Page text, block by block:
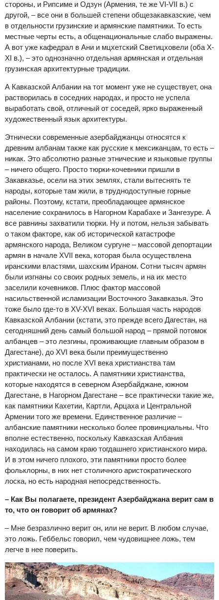
стороны, и Рипсиме и Одзун (Армения, те же VI-VII в.) с
другой, – все они в большей степени общезакавказские, чем
в отдельности грузинские и армянские памятники. То есть
местные черты есть, а общенациональные слабо выражены.
А вот уже кафедрал в Ани и мцхетский Светицховели (оба Х-
ХI в.), – это однозначно отдельная армянская и отдельная
грузинская архитектурные традиции.
А Кавказской Албании на тот момент уже не существует, она
растворилась в соседних народах, и просто не успела
выработать свой, отличный от соседей, ярко выраженный
художественный язык архитектуры.
Этнически современные азербайджанцы относятся к
древним албанам также как русские к мексиканцам, то есть –
никак. Это абсолютно разные этнические и языковые группы
– ничего общего. Просто тюрки-кочевники пришли в
Закавказье, осели на этих землях, стали вытеснять те
народы, которые там жили, в труднодоступные горные
районы. Поэтому, кстати, преобладающее армянское
население сохранилось в Нагорном Карабахе и Зангезуре. А
все равнины захватили тюрки. Ну и потом, нельзя забывать
о таком факторе, как об исторической катастрофе
армянского народа, Великом сургуне – массовой депортации
армян в начале XVII века, которая была осуществлена
иранскими властями, шахским Ираном. Сотни тысяч армян
были изгнаны со своих родных земель, и на их место
заселили кочевников. Плюс фактор массовой
насильственной исламизации Восточного Закавказья. Это
тоже было где-то в XV-XVI веках. Большая часть народов
Кавказской Албании (кстати, это прежде всего Дагестан, на
сегодняшний день самый большой народ – прямой потомок
албанцев – это лезгины, проживающие главным образом в
Дагестане), до XVI века были преимущественно
христианами, но после XVI века христианства там
практически не осталось. А памятники христианства,
которые находятся в северном Азербайджане, южном
Дагестане, в Нагорном Дагестане – все практически такие же,
как памятники Кахетии, Картли, Арцаха и Центральной
Армении того же времени. Единственное различие –
албанские памятники несколько более провинциальны. Что
вполне естественно, поскольку Кавказская Албания
находилась на самом краю тогдашнего христианского мира.
И в этом ничего плохого, эти памятники просто более
фольклорны, в них нет столичного аристократического
лоска, но есть народная непосредственность.
– Как Вы полагаете, президент Азербайджана верит сам в
то, что он говорит об армянах?
– Мне безразлично верит он, или не верит. В любом случае,
это ложь. Геббельс говорил, чем чудовищнее ложь, тем
легче в нее поверить.